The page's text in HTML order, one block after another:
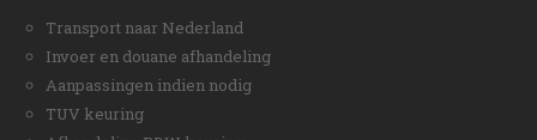
Transport naar Nederland
Invoer en douane afhandeling
Aanpassingen indien nodig
TUV keuring